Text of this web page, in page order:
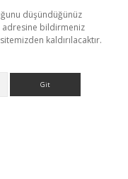
düşündüğünüz
adresine bildirmeniz
kaldırılacaktır.